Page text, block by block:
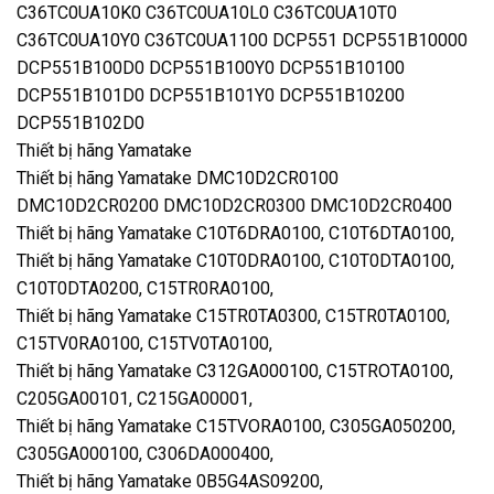
C36TC0UA10K0 C36TC0UA10L0 C36TC0UA10T0
C36TC0UA10Y0 C36TC0UA1100 DCP551 DCP551B10000
DCP551B100D0 DCP551B100Y0 DCP551B10100
DCP551B101D0 DCP551B101Y0 DCP551B10200
DCP551B102D0
Thiết bị hãng Yamatake
Thiết bị hãng Yamatake DMC10D2CR0100
DMC10D2CR0200 DMC10D2CR0300 DMC10D2CR0400
Thiết bị hãng Yamatake C10T6DRA0100, C10T6DTA0100,
Thiết bị hãng Yamatake C10T0DRA0100, C10T0DTA0100,
C10T0DTA0200, C15TR0RA0100,
Thiết bị hãng Yamatake C15TR0TA0300, C15TR0TA0100,
C15TV0RA0100, C15TV0TA0100,
Thiết bị hãng Yamatake C312GA000100, C15TROTA0100,
C205GA00101, C215GA00001,
Thiết bị hãng Yamatake C15TVORA0100, C305GA050200,
C305GA000100, C306DA000400,
Thiết bị hãng Yamatake 0B5G4AS09200,